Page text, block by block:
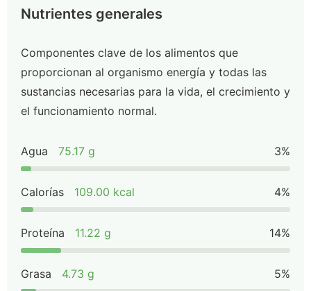
Nutrientes generales
Componentes clave de los alimentos que
proporcionan al organismo energía y todas las
sustancias necesarias para la vida, el crecimiento y
el funcionamiento normal.
Agua 75.17 g 3%
Calorías 109.00 kcal 4%
Proteína 11.22 g 14%
Grasa 4.73 g 5%